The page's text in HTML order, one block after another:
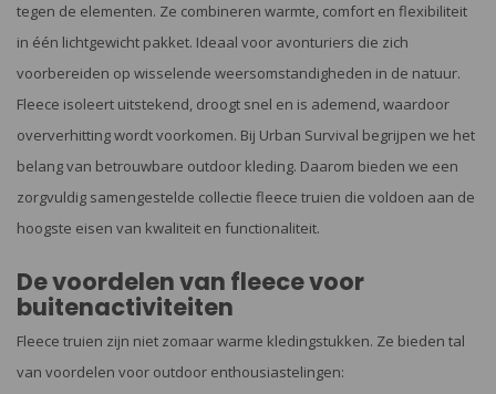
tegen de elementen. Ze combineren warmte, comfort en flexibiliteit
in één lichtgewicht pakket. Ideaal voor avonturiers die zich
voorbereiden op wisselende weersomstandigheden in de natuur.
Fleece isoleert uitstekend, droogt snel en is ademend, waardoor
oververhitting wordt voorkomen. Bij Urban Survival begrijpen we het
belang van betrouwbare outdoor kleding. Daarom bieden we een
zorgvuldig samengestelde collectie fleece truien die voldoen aan de
hoogste eisen van kwaliteit en functionaliteit.
De voordelen van fleece voor
buitenactiviteiten
Fleece truien zijn niet zomaar warme kledingstukken. Ze bieden tal
van voordelen voor outdoor enthousiastelingen: